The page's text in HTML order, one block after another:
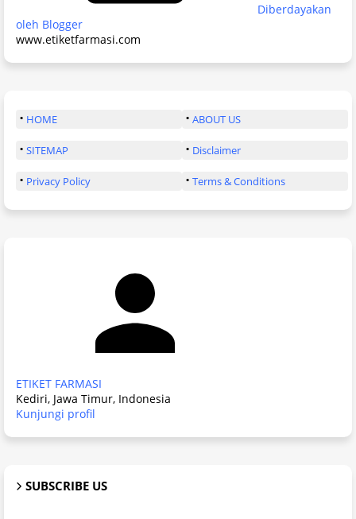
Diberdayakan
oleh Blogger
www.etiketfarmasi.com
HOME ABOUT US
SITEMAP Disclaimer
Privacy Policy Terms & Conditions
ETIKET FARMASI
Kediri, Jawa Timur, Indonesia
Kunjungi profil
SUBSCRIBE US